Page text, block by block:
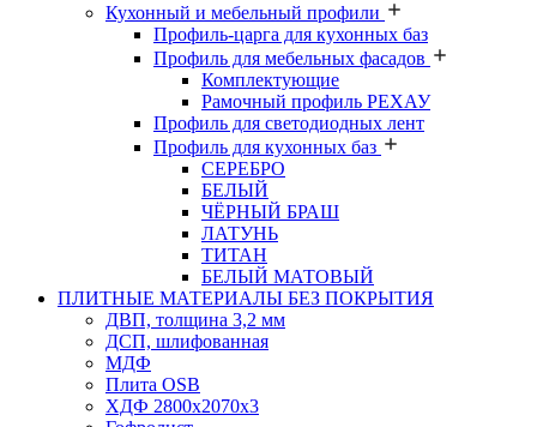
Кухонный и мебельный профили
Профиль-царга для кухонных баз
Профиль для мебельных фасадов
Комплектующие
Рамочный профиль РЕХАУ
Профиль для светодиодных лент
Профиль для кухонных баз
СЕРЕБРО
БЕЛЫЙ
ЧЁРНЫЙ БРАШ
ЛАТУНЬ
ТИТАН
БЕЛЫЙ МАТОВЫЙ
ПЛИТНЫЕ МАТЕРИАЛЫ БЕЗ ПОКРЫТИЯ
ДВП, толщина 3,2 мм
ДСП, шлифованная
МДФ
Плита OSB
ХДФ 2800х2070х3